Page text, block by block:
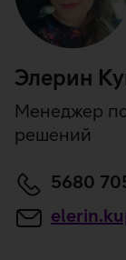
Элерин
Менеджер
решений
5680